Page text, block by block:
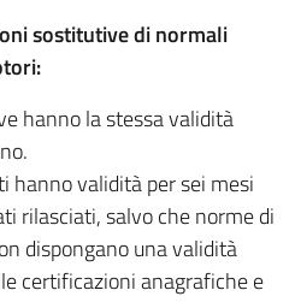
sostitutive di normali
hanno la stessa validità
hanno validità per sei mesi
rilasciati, salvo che norme di
dispongano una validità
certificazioni anagrafiche e